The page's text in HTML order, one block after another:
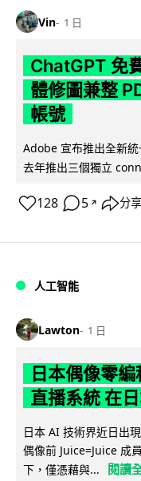
Vin 1 日
ChatGPT 免
體修圖兼整
帳號
Adobe 宣布推出全新
去年推出三個獨立
128 5 ↗ 分享
人工智能
Lawton 1 日
日本偶像零
直播系統 在
日本 AI 技術界近日出
偶像前 Juice=Juice 成
下，僅憑藉與...
閱讀